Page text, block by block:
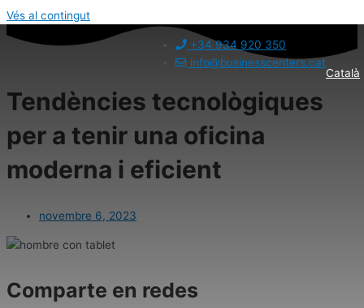
Vés al contingut
+34 934 920 350
info@businesscenters.cat
Català
Tendències tecnològiques
per a tenir una oficina
moderna i eficient
novembre 6, 2023
Comparte en redes